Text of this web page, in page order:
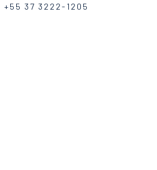
+55 37 3222-1205